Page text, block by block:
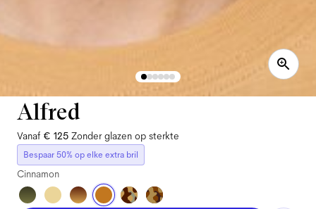
Alfred
Vanaf € 125 Zonder glazen op sterkte
Bespaar 50% op elke extra bril
Cinnamon